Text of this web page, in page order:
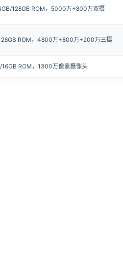
128GB ROM，5000万+800万双摄
ROM，4800万+800万+200万三摄
ROM，1300万像素摄像头